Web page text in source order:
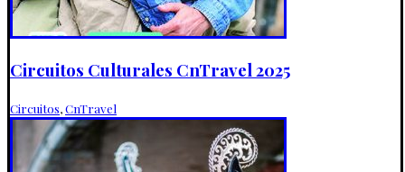
Circuitos Culturales CnTravel 2025
Circuitos,CnTravel